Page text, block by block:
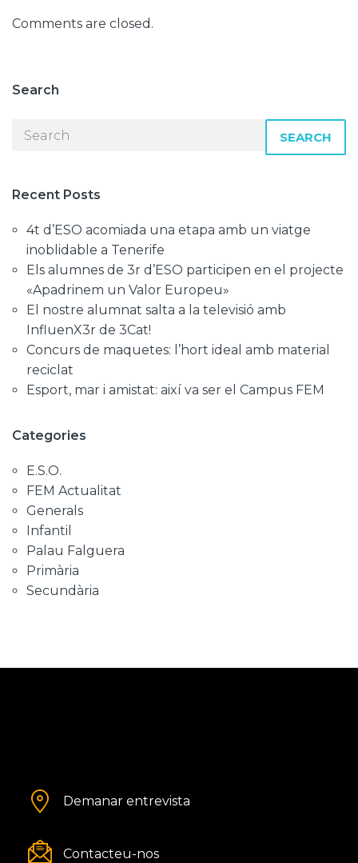
Comments are closed.
Search
SEARCH
Recent Posts
4t d’ESO acomiada una etapa amb un viatge
inoblidable a Tenerife
Els alumnes de 3r d’ESO participen en el projecte
«Apadrinem un Valor Europeu»
El nostre alumnat salta a la televisió amb
InfluenX3r de 3Cat!
Concurs de maquetes: l’hort ideal amb material
reciclat
Esport, mar i amistat: així va ser el Campus FEM
Categories
E.S.O.
FEM Actualitat
Generals
Infantil
Palau Falguera
Primària
Secundària
Demanar entrevista
Contacteu-nos